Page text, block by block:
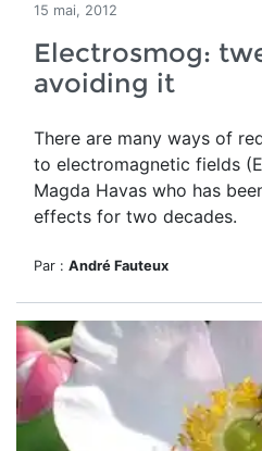
15 mai, 2012
Electrosmog:
avoiding it
There are many ways of
to electromagnetic fields
Magda Havas who has
effects for two decades.
Par : André Fauteux